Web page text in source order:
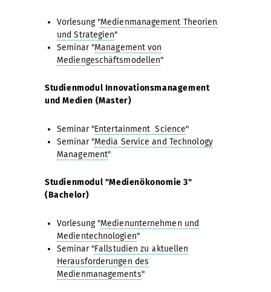
Vorlesung "Medienmanagement Theorien
und Strategien"
Seminar "Management von
Mediengeschäftsmodellen"
Studienmodul Innovationsmanagement
und Medien (Master)
Seminar "Entertainment Science"
Seminar "Media Service and Technology
Management"
Studienmodul "Medienökonomie 3"
(Bachelor)
Vorlesung "Medienunternehmen und
Medientechnologien"
Seminar "Fallstudien zu aktuellen
Herausforderungen des
Medienmanagements"